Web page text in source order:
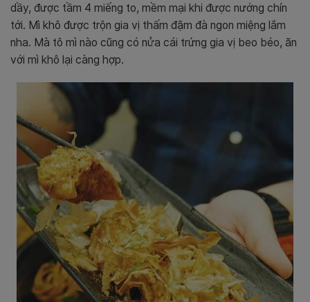
dầy, được tầm 4 miếng to, mềm mại khi được nướng chín
tới. Mì khô được trộn gia vị thấm đậm đà ngon miệng lắm
nha. Mà tô mì nào cũng có nửa cái trứng gia vị beo béo, ăn
với mì khô lại càng hợp.